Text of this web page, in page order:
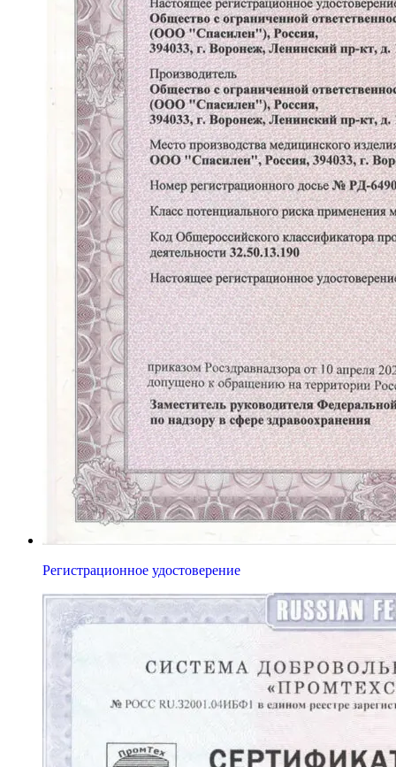
Регистрационное удостоверение